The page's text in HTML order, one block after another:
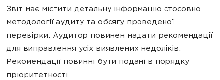
Звіт має містити детальну інформацію стосовно
методології аудиту та обсягу проведеної
перевірки. Аудитор повинен надати рекомендації
для виправлення усіх виявлених недоліків.
Рекомендації повинні бути подані в порядку
пріоритетності.